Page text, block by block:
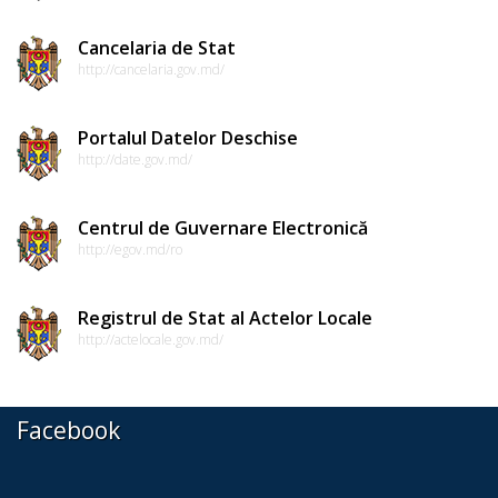
acțiune
mediu
Cimișlia
Program
de
activitate
al
raional
Cancelaria de Stat
http://cancelaria.gov.md/
Portalul Datelor Deschise
http://date.gov.md/
Centrul de Guvernare Electronică
http://egov.md/ro
Registrul de Stat al Actelor Locale
http://actelocale.gov.md/
Facebook